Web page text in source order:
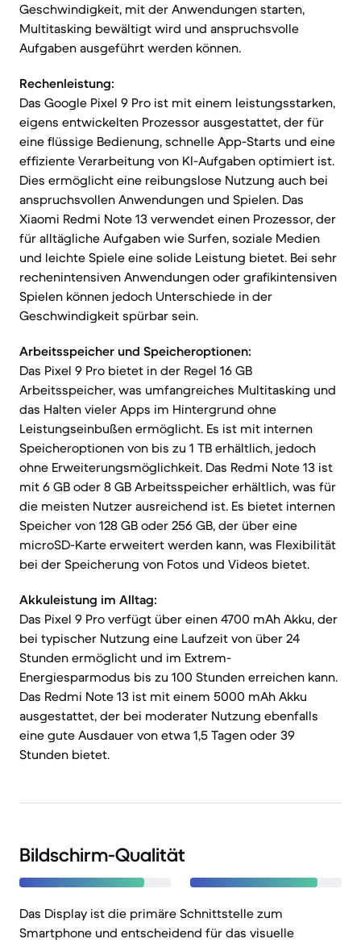
Geschwindigkeit, mit der Anwendungen starten,
Multitasking bewältigt wird und anspruchsvolle
Aufgaben ausgeführt werden können.
Rechenleistung:
Das Google Pixel 9 Pro ist mit einem leistungsstarken,
eigens entwickelten Prozessor ausgestattet, der für
eine flüssige Bedienung, schnelle App-Starts und eine
effiziente Verarbeitung von KI-Aufgaben optimiert ist.
Dies ermöglicht eine reibungslose Nutzung auch bei
anspruchsvollen Anwendungen und Spielen. Das
Xiaomi Redmi Note 13 verwendet einen Prozessor, der
für alltägliche Aufgaben wie Surfen, soziale Medien
und leichte Spiele eine solide Leistung bietet. Bei sehr
rechenintensiven Anwendungen oder grafikintensiven
Spielen können jedoch Unterschiede in der
Geschwindigkeit spürbar sein.
Arbeitsspeicher und Speicheroptionen:
Das Pixel 9 Pro bietet in der Regel 16 GB
Arbeitsspeicher, was umfangreiches Multitasking und
das Halten vieler Apps im Hintergrund ohne
Leistungseinbußen ermöglicht. Es ist mit internen
Speicheroptionen von bis zu 1 TB erhältlich, jedoch
ohne Erweiterungsmöglichkeit. Das Redmi Note 13 ist
mit 6 GB oder 8 GB Arbeitsspeicher erhältlich, was für
die meisten Nutzer ausreichend ist. Es bietet internen
Speicher von 128 GB oder 256 GB, der über eine
microSD-Karte erweitert werden kann, was Flexibilität
bei der Speicherung von Fotos und Videos bietet.
Akkuleistung im Alltag:
Das Pixel 9 Pro verfügt über einen 4700 mAh Akku, der
bei typischer Nutzung eine Laufzeit von über 24
Stunden ermöglicht und im Extrem-
Energiesparmodus bis zu 100 Stunden erreichen kann.
Das Redmi Note 13 ist mit einem 5000 mAh Akku
ausgestattet, der bei moderater Nutzung ebenfalls
eine gute Ausdauer von etwa 1,5 Tagen oder 39
Stunden bietet.
Bildschirm-Qualität
Das Display ist die primäre Schnittstelle zum
Smartphone und entscheidend für das visuelle